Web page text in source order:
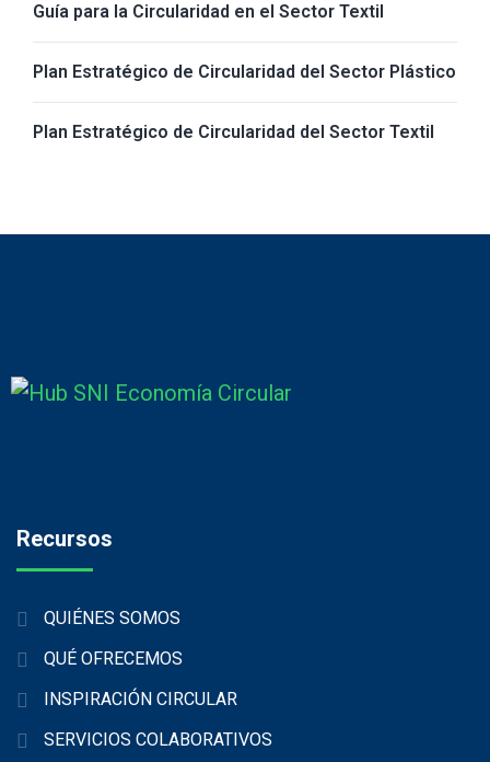
Guía para la Circularidad en el Sector Textil
Plan Estratégico de Circularidad del Sector Plástico
Plan Estratégico de Circularidad del Sector Textil
Recursos
QUIÉNES SOMOS
QUÉ OFRECEMOS
INSPIRACIÓN CIRCULAR
SERVICIOS COLABORATIVOS